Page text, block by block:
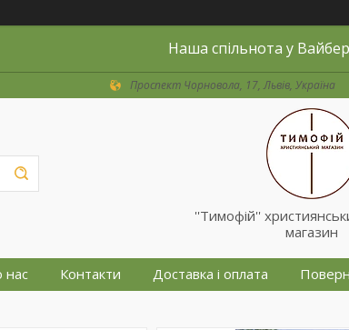
Наша спільнота у Вайбер
Проспект Чорновола, 17, Львів, Україна
''Тимофій''
магазин
нас Контакти Доставка і оплата